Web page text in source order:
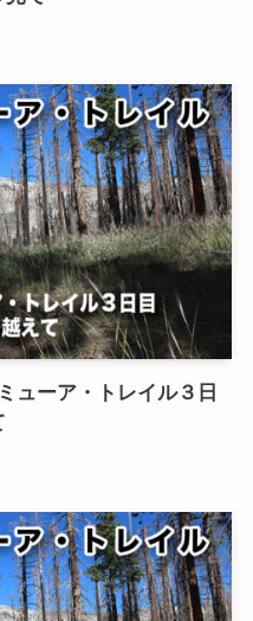
ューア・トレイル３日